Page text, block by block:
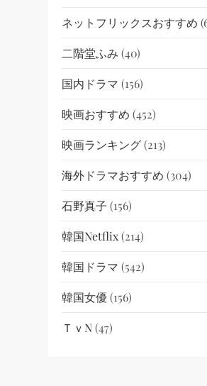
ネットフリックスおすすめ
二階堂ふみ (40)
国内ドラマ (156)
映画おすすめ (452)
映画ランキング(213)
海外ドラマおすすめ (304)
石野真子 (156)
韓国netflix(214)
韓国ドラマ (542)
韓国女優(156)
ＴｖN(47)